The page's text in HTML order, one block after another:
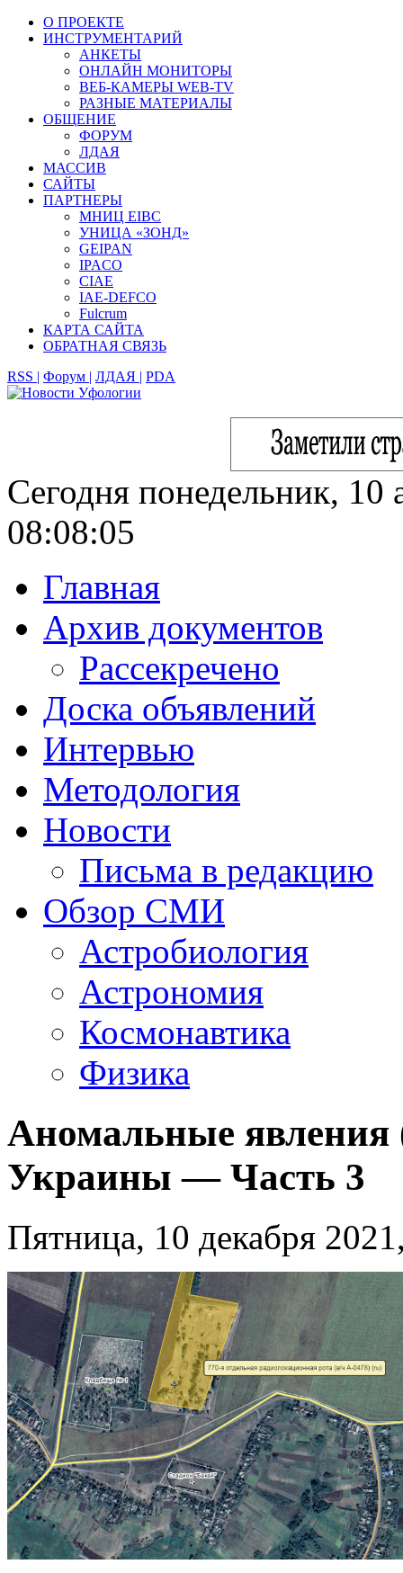
О ПРОЕКТЕ
ИНСТРУМЕНТАРИЙ
АНКЕТЫ
ОНЛАЙН МОНИТОРЫ
ВЕБ-КАМЕРЫ WEB-TV
РАЗНЫЕ МАТЕРИАЛЫ
ОБЩЕНИЕ
ФОРУМ
ЛДАЯ
МАССИВ
САЙТЫ
ПАРТНЕРЫ
МНИЦ EIBC
УНИЦА «ЗОНД»
GEIPAN
IPACO
CIAE
IAE-DEFCO
Fulcrum
КАРТА САЙТА
ОБРАТНАЯ СВЯЗЬ
RSS | Форум | ЛДАЯ | PDA
Сегодня понедельник, 10
08:08:06
Главная
Архив документов
Рассекречено
Доска объявлений
Интервью
Методология
Новости
Письма в редакцию
Обзор СМИ
Астробиология
Астрономия
Космонавтика
Физика
Аномальные явления
Украины — Часть 3
Пятница, 10 декабря